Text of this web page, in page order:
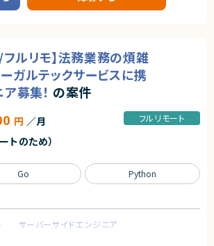
トや新規事業の立ち上げを事業計画フェーズから支
エンジニアの育成、採用支援
ない組織だからこそ俯瞰的に課題を見極め、全体
いくことが求められます。
社を俯瞰して施策を考えるだけでなく、主担当となる
開発チームと共に事業に深くコミットしていただく
げから運用までを担うサービスを展開している企
サービス業界、福祉業界などですべてお客様との直
ら、要件定義から保守運用までの工程をすべてエ
も発生します。
構成されています。
サービス
フルリモ】法務業務の煩雑
ガルテックサービスに携
募集！ の案件
円 ／月
トのため）
フルリモート
サーバーサイドエンジニア
Go Python